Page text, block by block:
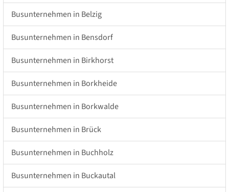
Busunternehmen in Belzig
Busunternehmen in Bensdorf
Busunternehmen in Birkhorst
Busunternehmen in Borkheide
Busunternehmen in Borkwalde
Busunternehmen in Brück
Busunternehmen in Buchholz
Busunternehmen in Buckautal